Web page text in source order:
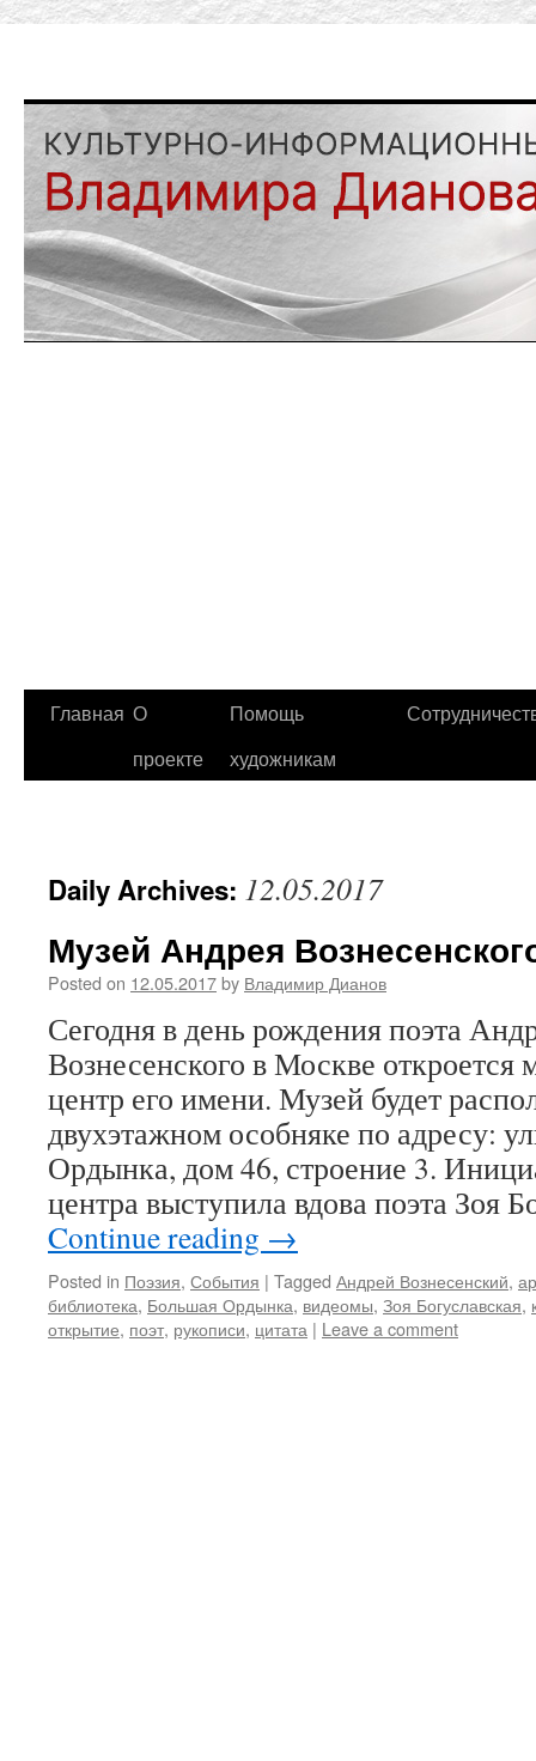
Главная О
проекте
Помощь
художникам
Daily Archives: 12.05.2017
Музей Андрея
Posted on 12.05.2017by Владимир Дианов
Сегодня в день рождения поэта
Вознесенского в Москве откроется
центр его имени. Музей будет
двухэтажном особняке по адресу:
Ордынка, дом 46, строение 3.
центра выступила вдова поэта Зоя
Continue reading →
Posted in Поэзия, События | Tagged Андрей Вознесенский,
библиотека, Большая Ордынка, видеомы, Зоя Богуславская,
открытие, поэт, рукописи, цитата | Leave a comment